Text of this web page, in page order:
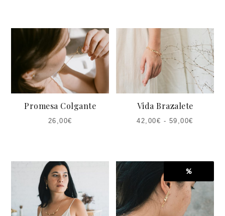
Promesa Colgante
26,00€
Vida Brazalete
42,00€ - 59,00€
%